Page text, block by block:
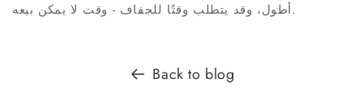
أطول، وقد يتطلب وقتًا للجفاف - وقت لا يمكن بيعه.
Back to blog